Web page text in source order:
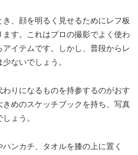
、顔を明るく見せるためにレフ板
す。これはプロの撮影でよく使わ
イテムです。しかし、普段からレ
ないでしょう。
りになるものを持参するのがおす
めのスケッチブックを持ち、写真
ょう。
ンカチ、タオルを膝の上に置く